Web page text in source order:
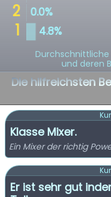
und deren
Die hilfreichsten
Klasse Mixer.
Ein Mixer der richtig
Er ist sehr gut